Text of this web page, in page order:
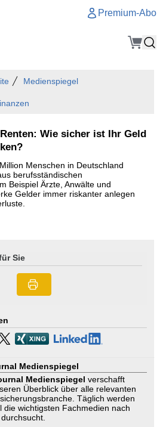
Premium-Abo
Medienspiegel
Wie sicher ist Ihr Geld
Menschen in Deutschland
berufsständischen
Beispiel Ärzte, Anwälte und
Gelder immer riskanter anlegen
Sie
Medienspiegel
Medienspiegel verschafft
Überblick über alle relevanten
Täglich werden
die wichtigsten Fachmedien nach